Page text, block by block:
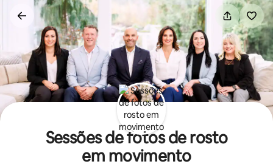
Sessões de fotos de rosto
em movimento